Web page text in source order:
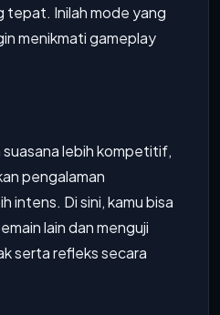
tepat. Inilah mode yang
menikmati gameplay
suasana lebih kompetitif,
pengalaman
intens. Di sini, kamu bisa
lain dan menguji
serta refleks secara